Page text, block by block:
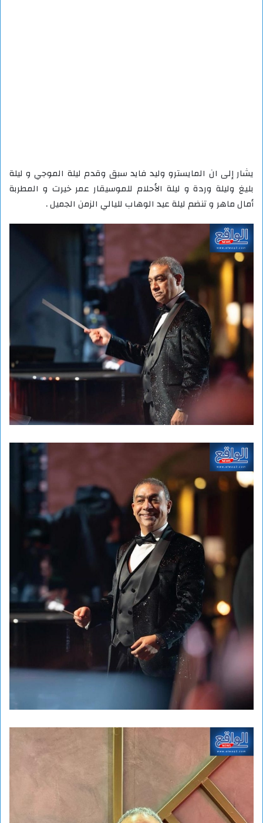
يشار إلى ان المايسترو وليد فايد سبق وقدم ليلة الموجي و ليلة
بليغ وليلة وردة و ليلة الأحلام للموسيقار عمر خيرت و المطربة
أمال ماهر و تنضم ليلة عيد الوهاب لليالي الزمن الجميل .